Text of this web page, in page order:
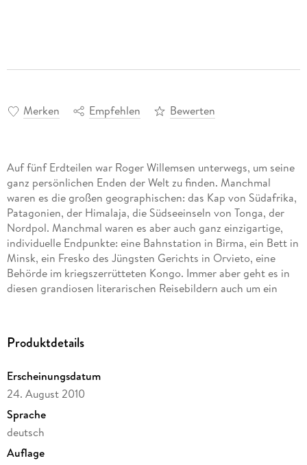
Merken Empfehlen Bewerten
Auf fünf Erdteilen war Roger Willemsen unterwegs, um seine
ganz persönlichen Enden der Welt zu finden. Manchmal
waren es die großen geographischen: das Kap von Südafrika,
Patagonien, der Himalaja, die Südseeinseln von Tonga, der
Nordpol. Manchmal waren es aber auch ganz einzigartige,
individuelle Endpunkte: eine Bahnstation in Birma, ein Bett in
Minsk, ein Fresko des Jüngsten Gerichts in Orvieto, eine
Behörde im kriegszerrütteten Kongo. Immer aber geht es in
diesen grandiosen literarischen Reisebildern auch um ein
Um das Ende des Lebens und um den Neubeginn.
geringer als die Berge. Von ihrem Anblick ruhte ich mich aus,
bis ich hungrig wurde. Da war es vier Uhr früh, alles schlief,
und ich tappte durch die Gänge. Um halb sieben Uhr fiel mir
eine Frau aus dem Aufzug entgegen, betäubt von
Insektenspray. Ich hielt sie kurz im Arm. Glücklich fühlten wir
uns beide nur, weil der Insektenspray so stark war. In dieser
Produktdetails
Erscheinungsdatum
24. August 2010
Sprache
deutsch
Auflage